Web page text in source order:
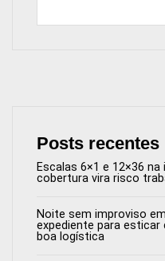
Posts recentes
Escalas 6×1 e 12×36
cobertura vira risco
Noite sem improviso
expediente para
boa logística